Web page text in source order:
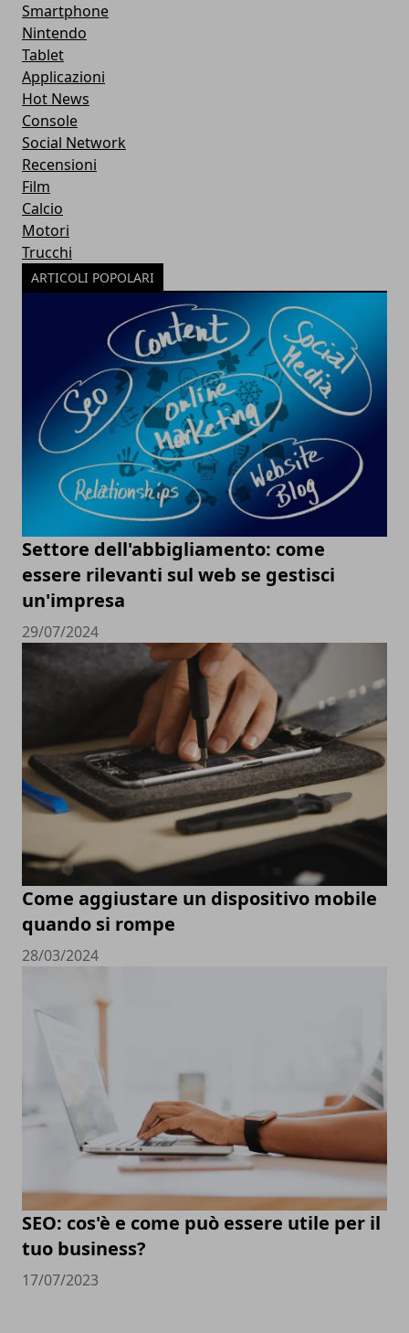
Smartphone
Nintendo
Tablet
Applicazioni
Hot News
Console
Social Network
Recensioni
Film
Calcio
Motori
Trucchi
ARTICOLI POPOLARI
Settore dell'abbigliamento: come
essere rilevanti sul web se gestisci
un'impresa
29/07/2024
Come aggiustare un dispositivo mobile
quando si rompe
28/03/2024
SEO: cos'è e come può essere utile per il
tuo business?
17/07/2023